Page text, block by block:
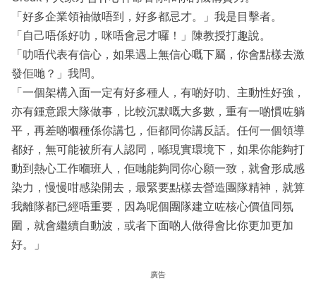
「好多企業領袖做唔到，好多都忌才。」我是目擊者。
「自己唔係好叻，咪唔會忌才囉！」陳教授打趣說。
「叻唔代表有信心，如果遇上無信心嘅下屬，你會點樣去激
發佢哋？」我問。
「一個架構入面一定有好多種人，有啲好叻、主動性好強，
亦有鍾意跟大隊做事，比較沉默嘅大多數，重有一啲慣咗躺
平，再差啲嗰種係你講乜，佢都同你講反話。任何一個領導
都好，無可能被所有人認同，喺現實環境下，如果你能夠打
動到熱心工作嗰班人，佢哋能夠同你心願一致，就會形成感
染力，慢慢咁感染開去，最緊要點樣去營造團隊精神，就算
我離隊都已經唔重要，因為呢個團隊建立咗核心價值同氛
圍，就會繼續自動波，或者下面啲人做得會比你更加更加
好。」
廣告